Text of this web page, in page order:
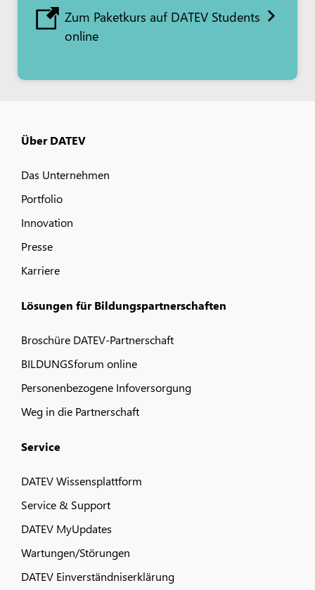
Zum Paketkurs auf DATEV Students
online
Über DATEV
Das Unternehmen
Portfolio
Innovation
Presse
Karriere
Lösungen für Bildungspartnerschaften
Broschüre DATEV-Partnerschaft
BILDUNGSforum online
Personenbezogene Infoversorgung
Weg in die Partnerschaft
Service
DATEV Wissensplattform
Service & Support
DATEV MyUpdates
Wartungen/Störungen
DATEV Einverständniserklärung